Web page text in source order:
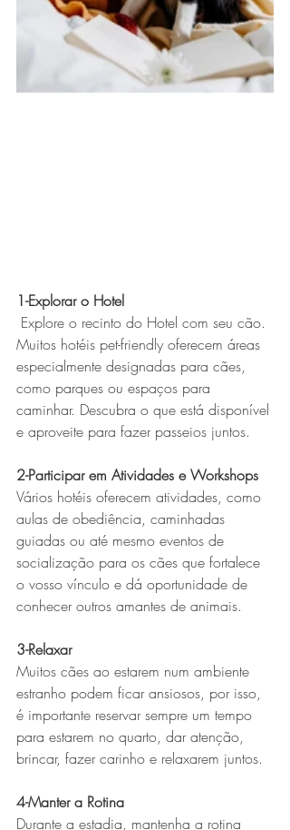
1-Explorar o Hotel
Muitos hotéis pet-friendly oferecem áreas
especialmente designadas para cães,
como parques ou espaços para
caminhar. Descubra o que está disponível
e aproveite para fazer passeios juntos.
2-Participar em Atividades e Workshops
Vários hotéis oferecem atividades, como
aulas de obediência, caminhadas
guiadas ou até mesmo eventos de
socialização para os cães que fortalece
o vosso vínculo e dá oportunidade de
conhecer outros amantes de animais.
3-Relaxar
Muitos cães ao estarem num ambiente
estranho podem ficar ansiosos, por isso,
é importante reservar sempre um tempo
para estarem no quarto, dar atenção,
brincar, fazer carinho e relaxarem juntos.
4-Manter a Rotina
Durante a estadia, mantenha a rotina